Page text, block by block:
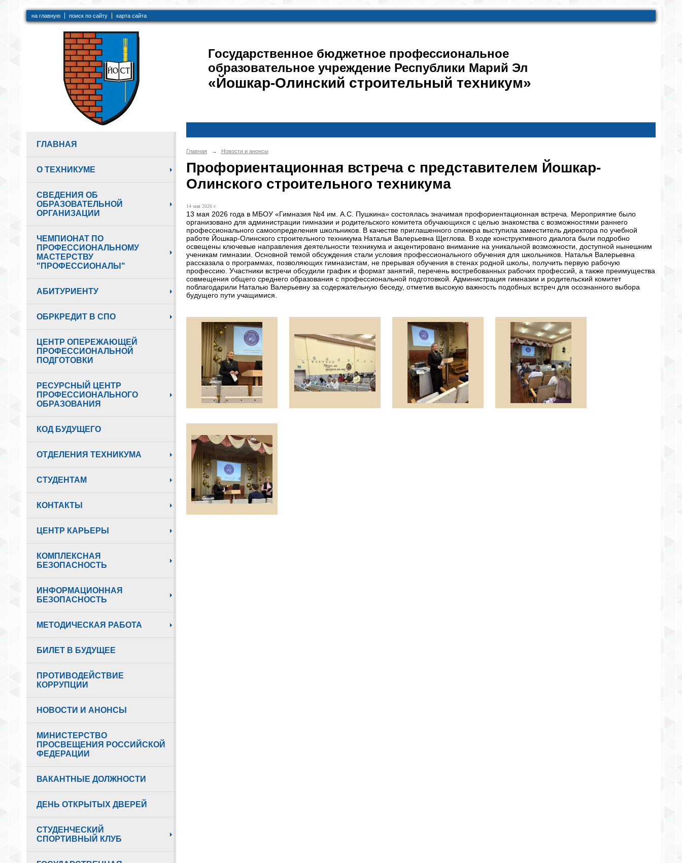
на главную поиск по сайту карта сайта
ГЛАВНАЯ
О ТЕХНИКУМЕ
СВЕДЕНИЯ ОБ
ОБРАЗОВАТЕЛЬНОЙ
ОРГАНИЗАЦИИ
ЧЕМПИОНАТ ПО
ПРОФЕССИОНАЛЬНОМУ
МАСТЕРСТВУ
"ПРОФЕССИОНАЛЫ"
АБИТУРИЕНТУ
ОБРКРЕДИТ В СПО
ЦЕНТР ОПЕРЕЖАЮЩЕЙ
ПРОФЕССИОНАЛЬНОЙ
ПОДГОТОВКИ
РЕСУРСНЫЙ ЦЕНТР
ПРОФЕССИОНАЛЬНОГО
ОБРАЗОВАНИЯ
КОД БУДУЩЕГО
ОТДЕЛЕНИЯ ТЕХНИКУМА
СТУДЕНТАМ
КОНТАКТЫ
ЦЕНТР КАРЬЕРЫ
КОМПЛЕКСНАЯ
БЕЗОПАСНОСТЬ
ИНФОРМАЦИОННАЯ
БЕЗОПАСНОСТЬ
МЕТОДИЧЕСКАЯ РАБОТА
БИЛЕТ В БУДУЩЕЕ
ПРОТИВОДЕЙСТВИЕ
КОРРУПЦИИ
НОВОСТИ И АНОНСЫ
МИНИСТЕРСТВО
ПРОСВЕЩЕНИЯ РОССИЙСКОЙ
ФЕДЕРАЦИИ
ВАКАНТНЫЕ ДОЛЖНОСТИ
ДЕНЬ ОТКРЫТЫХ ДВЕРЕЙ
СТУДЕНЧЕСКИЙ
СПОРТИВНЫЙ КЛУБ
Государственное бюджетное профессиональное
образовательное учреждение Республики Марий Эл
«Йошкар-Олинский строительный техникум»
Главная → Новости и анонсы
Профориентационная встреча с представителем Йошкар-
Олинского строительного техникума
14 мая 2026 г.
13 мая 2026 года в МБОУ «Гимназия №4 им. А.С. Пушкина» состоялась значимая профориентационная встреча. Мероприятие было
организовано для администрации гимназии и родительского комитета обучающихся с целью знакомства с возможностями раннего
профессионального самоопределения школьников. В качестве приглашенного спикера выступила заместитель директора по учебной
работе Йошкар-Олинского строительного техникума Наталья Валерьевна Щеглова. В ходе конструктивного диалога были подробно
освещены ключевые направления деятельности техникума и акцентировано внимание на уникальной возможности, доступной нынешним
ученикам гимназии. Основной темой обсуждения стали условия профессионального обучения для школьников. Наталья Валерьевна
рассказала о программах, позволяющих гимназистам, не прерывая обучения в стенах родной школы, получить первую рабочую
профессию. Участники встречи обсудили график и формат занятий, перечень востребованных рабочих профессий, а также преимущества
совмещения общего среднего образования с профессиональной подготовкой. Администрация гимназии и родительский комитет
поблагодарили Наталью Валерьевну за содержательную беседу, отметив высокую важность подобных встреч для осознанного выбора
будущего пути учащимися.